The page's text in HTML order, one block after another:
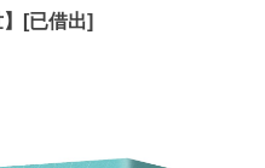
[已借出]